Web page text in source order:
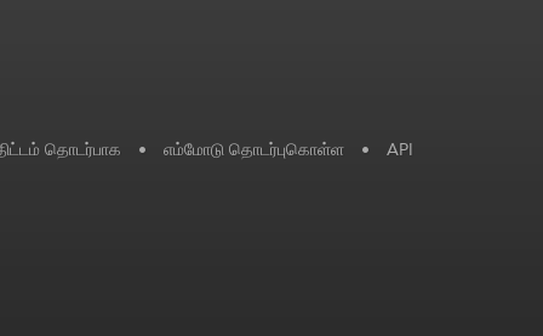
தொடர்பாக • எம்மோடு தொடர்புகொள்ள • API